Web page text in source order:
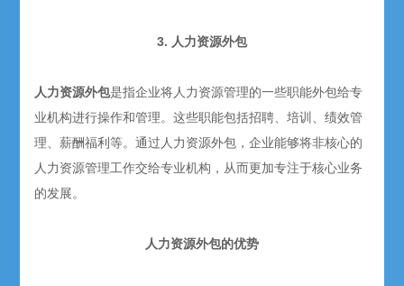
3. 人力资源外包
人力资源外包是指企业将人力资源管理的一些职能外包给专
业机构进行操作和管理。这些职能包括招聘、培训、绩效管
理、薪酬福利等。通过人力资源外包，企业能够将非核心的
人力资源管理工作交给专业机构，从而更加专注于核心业务
的发展。
人力资源外包的优势